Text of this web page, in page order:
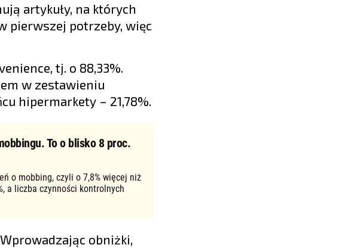
artykuły, na których
pierwszej potrzeby, więc
tj. o 88,33%.
w zestawieniu
hipermarkety – 21,78%.
To o blisko 8 proc.
o mobbing, czyli o 7,8% więcej niż
a liczba czynności kontrolnych
obniżki,